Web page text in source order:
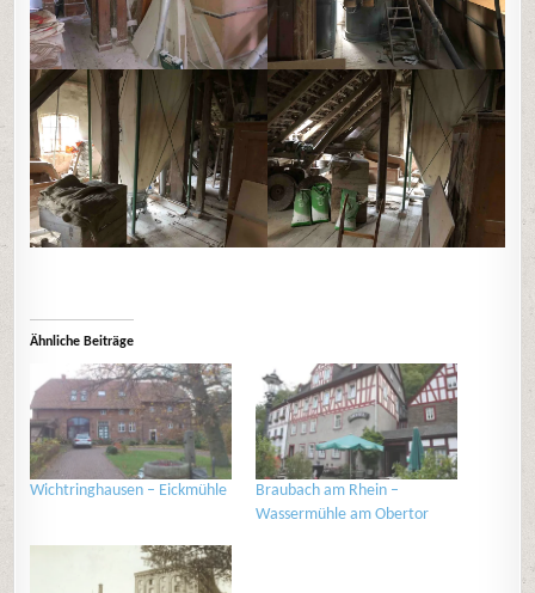
Ähnliche Beiträge
Wichtringhausen – Eickmühle
Braubach am Rhein –
Wassermühle am Obertor